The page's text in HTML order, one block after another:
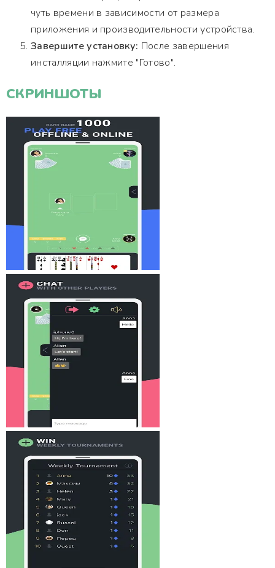
чуть времени в зависимости от размера
приложения и производительности устройства.
Завершите установку: После завершения
инсталляции нажмите "Готово".
СКРИНШОТЫ